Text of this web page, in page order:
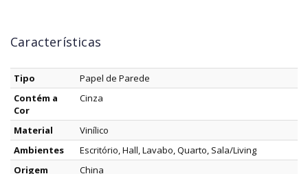
Características
Tipo
Papel de Parede
Contém a
Cor
Cinza
Material
Vinílico
Ambientes
Escritório, Hall, Lavabo, Quarto, Sala/Living
Origem
China